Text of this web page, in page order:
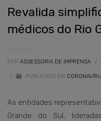
Revalida
médicos do Rio
POR ASSESSORIA DE IMPRENSA /
/ PUBLICADO EM
As entidades
Grande do Sul,